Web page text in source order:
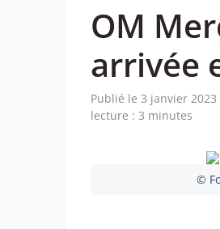
OM
arrivée
Publié le 3 janvier 2023
lecture : 3 minutes
©